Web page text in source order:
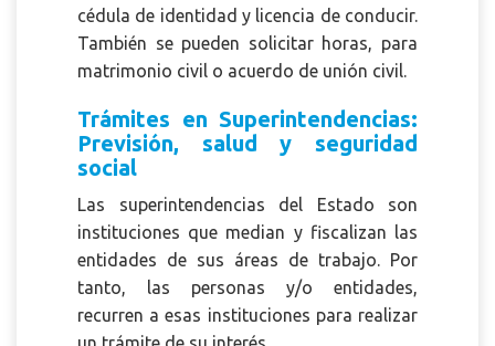
cédula de identidad y licencia de conducir.
También se pueden solicitar horas, para
matrimonio civil o acuerdo de unión civil.
Trámites en Superintendencias:
Previsión, salud y seguridad
social
Las superintendencias del Estado son
instituciones que median y fiscalizan las
entidades de sus áreas de trabajo. Por
tanto, las personas y/o entidades,
recurren a esas instituciones para realizar